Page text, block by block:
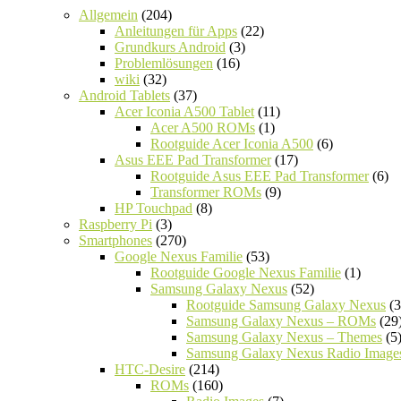
Allgemein (204)
Anleitungen für Apps (22)
Grundkurs Android (3)
Problemlösungen (16)
wiki (32)
Android Tablets (37)
Acer Iconia A500 Tablet (11)
Acer A500 ROMs (1)
Rootguide Acer Iconia A500 (6)
Asus EEE Pad Transformer(17)
Rootguide Asus EEE Pad Transformer(6)
Transformer ROMs (9)
HP Touchpad (8)
Raspberry Pi (3)
Smartphones (270)
Google Nexus Familie (53)
Rootguide Google Nexus Familie (1)
Samsung Galaxy Nexus (52)
Rootguide Samsung Galaxy Nexus
Samsung Galaxy Nexus – ROMs
Samsung Galaxy Nexus – Themes (5)
Samsung Galaxy Nexus Radio
HTC-Desire (214)
ROMs (160)